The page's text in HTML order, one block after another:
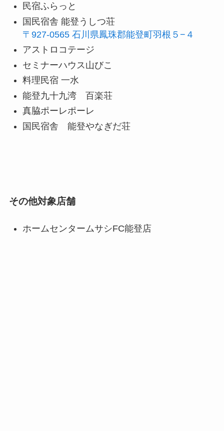
民宿ふらっと
国民宿舎 能登うしつ荘
〒927-0565 石川県鳳珠郡能登町羽根５−４
アストロコテージ
セミナーハウス山びこ
料理民宿 一水
能登九十九湾 百楽荘
真脇ポーレポーレ
国民宿舎 能登やなぎだ荘
その他対象店舗
ホームセンタームサシFC能登店